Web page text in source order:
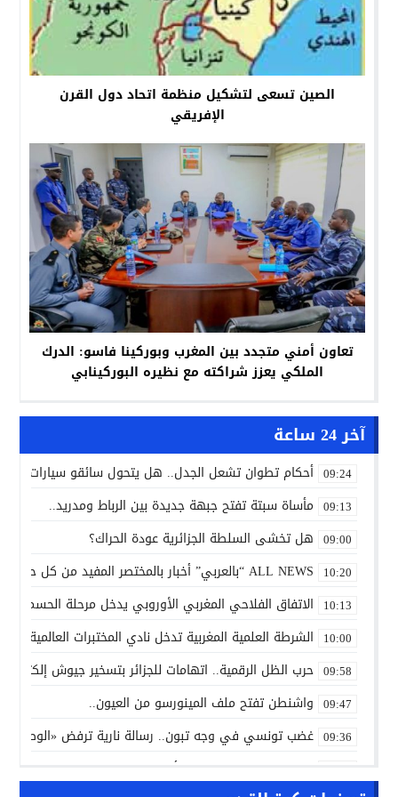
الصين تسعى لتشكيل منظمة اتحاد دول القرن
الإفريقي
تعاون أمني متجدد بين المغرب وبوركينا فاسو: الدرك
الملكي يعزز شراكته مع نظيره البوركينابي
آخر 24 ساعة
09:24 أحكام تطوان تشعل الجدل.. هل يتحول سائقو سيارات
09:13 مأساة سبتة تفتح جبهة جديدة بين الرباط ومدريد..
09:00 هل تخشى السلطة الجزائرية عودة الحراك؟
10:20 ALL NEWS “بالعربي” أخبار بالمختصر المفيد من كل حدب وصوب
10:13 الاتفاق الفلاحي المغربي الأوروبي يدخل مرحلة الحسم..
10:00 الشرطة العلمية المغربية تدخل نادي المختبرات العالمية..
09:58 حرب الظل الرقمية.. اتهامات للجزائر بتسخير جيوش
09:47 واشنطن تفتح ملف المينورسو من العيون..
09:36 غضب تونسي في وجه تبون.. رسالة نارية ترفض «الوصاية